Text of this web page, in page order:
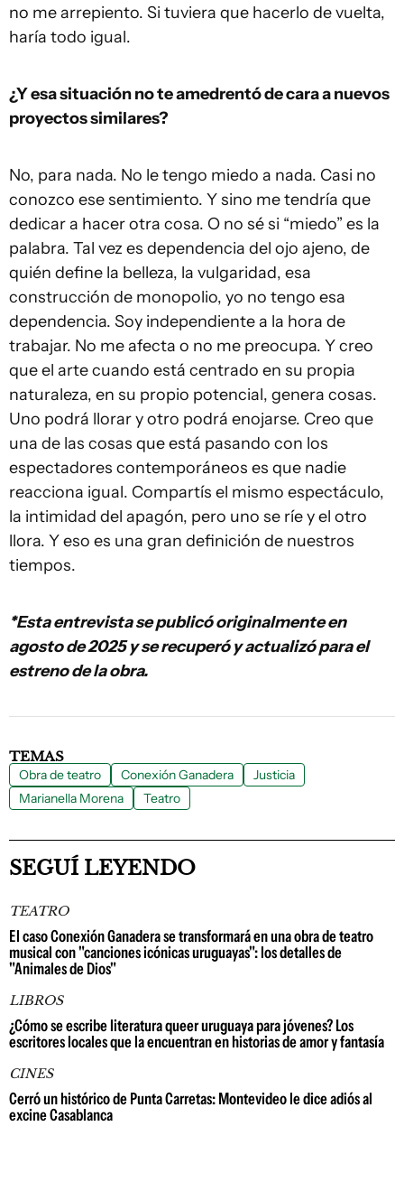
no me arrepiento. Si tuviera que hacerlo de vuelta,
haría todo igual.
¿Y esa situación no te amedrentó de cara a nuevos
proyectos similares?
No, para nada. No le tengo miedo a nada. Casi no
conozco ese sentimiento. Y sino me tendría que
dedicar a hacer otra cosa. O no sé si “miedo” es la
palabra. Tal vez es dependencia del ojo ajeno, de
quién define la belleza, la vulgaridad, esa
construcción de monopolio, yo no tengo esa
dependencia. Soy independiente a la hora de
trabajar. No me afecta o no me preocupa. Y creo
que el arte cuando está centrado en su propia
naturaleza, en su propio potencial, genera cosas.
Uno podrá llorar y otro podrá enojarse. Creo que
una de las cosas que está pasando con los
espectadores contemporáneos es que nadie
reacciona igual. Compartís el mismo espectáculo,
la intimidad del apagón, pero uno se ríe y el otro
llora. Y eso es una gran definición de nuestros
tiempos.
*Esta entrevista se publicó originalmente en
agosto de 2025 y se recuperó y actualizó para el
estreno de la obra.
TEMAS
Obra de teatro Conexión Ganadera
Justicia
Marianella Morena
Teatro
SEGUÍ LEYENDO
TEATRO
El caso Conexión Ganadera se transformará en una obra de teatro
musical con "canciones icónicas uruguayas": los detalles de
"Animales de Dios"
LIBROS
¿Cómo se escribe literatura queer uruguaya para jóvenes? Los
escritores locales que la encuentran en historias de amor y fantasía
CINES
Cerró un histórico de Punta Carretas: Montevideo le dice adiós al
excine Casablanca